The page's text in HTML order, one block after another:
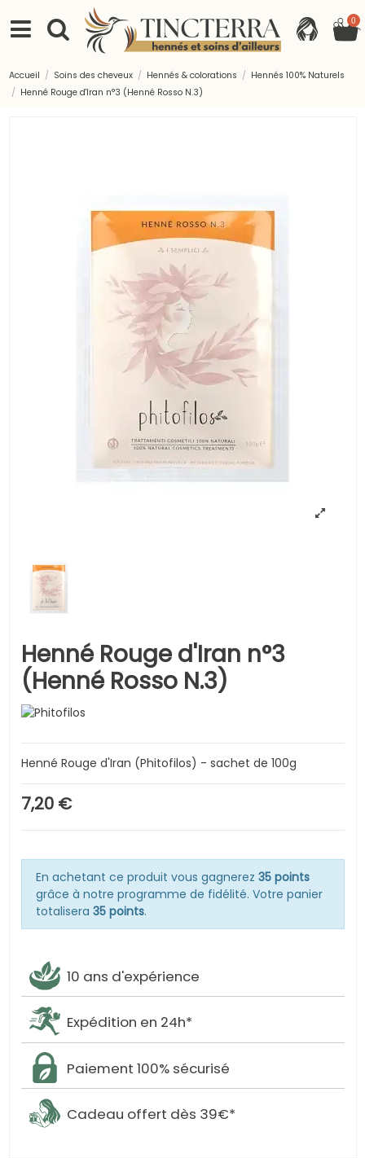
0
Accueil Soins des cheveux Hennés & colorations
Hennés 100% Naturels
Henné Rouge d'Iran n°3 (Henné Rosso N.3)
Henné Rouge d'Iran n°3
(Henné Rosso N.3)
Henné Rouge d'Iran (Phitofilos) - sachet de 100g
7,20 €
En achetant ce produit vous gagnerez 35 points
grâce à notre programme de fidélité. Votre panier
totalisera 35 points.
10 ans d'expérience
Expédition en 24h*
Paiement 100% sécurisé
Cadeau offert dès 39€*